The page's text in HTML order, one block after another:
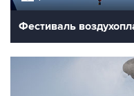
Фестиваль